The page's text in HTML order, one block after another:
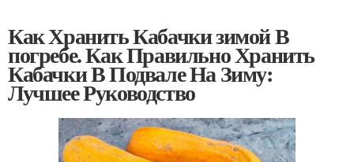
Как Хранить Кабачки зимой В
погребе. Как Правильно Хранить
Кабачки В Подвале На Зиму:
Лучшее Руководство